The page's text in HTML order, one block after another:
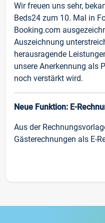
Wir freuen uns sehr,
Beds24 zum 10. Mal in
Booking.com
Auszeichnung
herausragende
unsere Anerkennung als
noch verstärkt wird.
Neue Funktion: E-
Aus der
Gästerechnungen als E-